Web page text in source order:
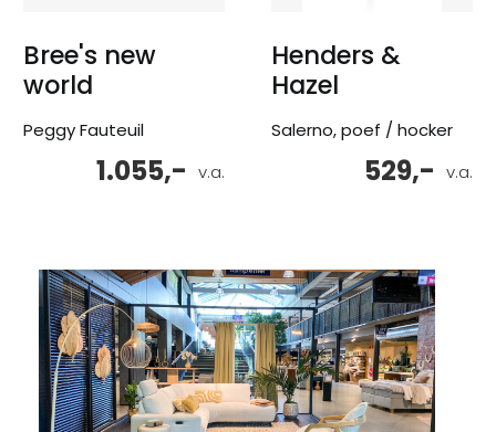
Bree's new
world
Peggy Fauteuil
v.a.
1.055,-
Henders &
Hazel
Salerno, poef / hocker
v.a.
529,-